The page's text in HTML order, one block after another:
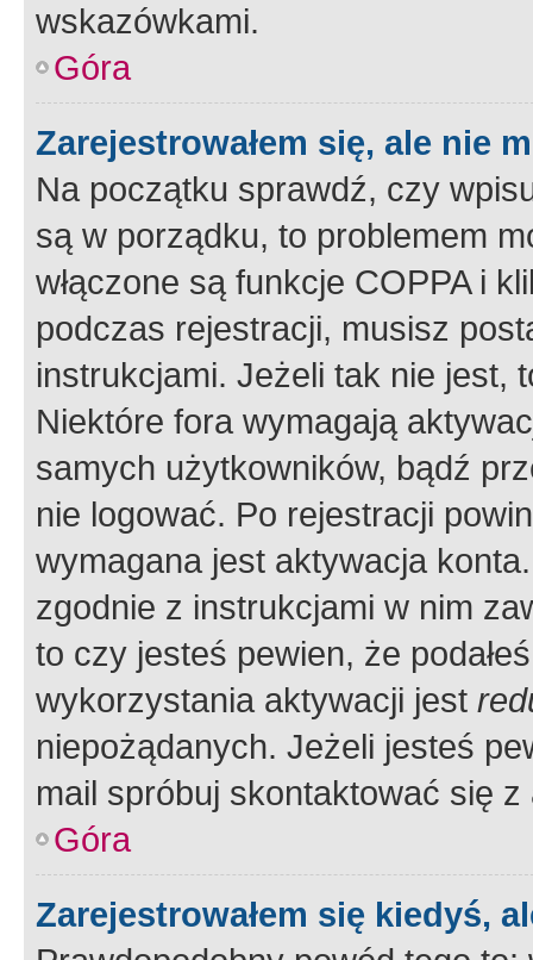
wskazówkami.
Góra
Zarejestrowałem się, ale nie
Na początku sprawdź, czy
są w porządku, to problemem
włączone są funkcje COPPA i
podczas rejestracji, musisz
instrukcjami. Jeżeli tak nie jest,
Niektóre fora wymagają
samych użytkowników, bądź
nie logować. Po rejestracji
wymagana jest aktywacja
zgodnie z instrukcjami w nim
to czy jesteś pewien, że
wykorzystania aktywacji jest
niepożądanych. Jeżeli jesteś
mail spróbuj skontaktować się
Góra
Zarejestrowałem się kiedyś,